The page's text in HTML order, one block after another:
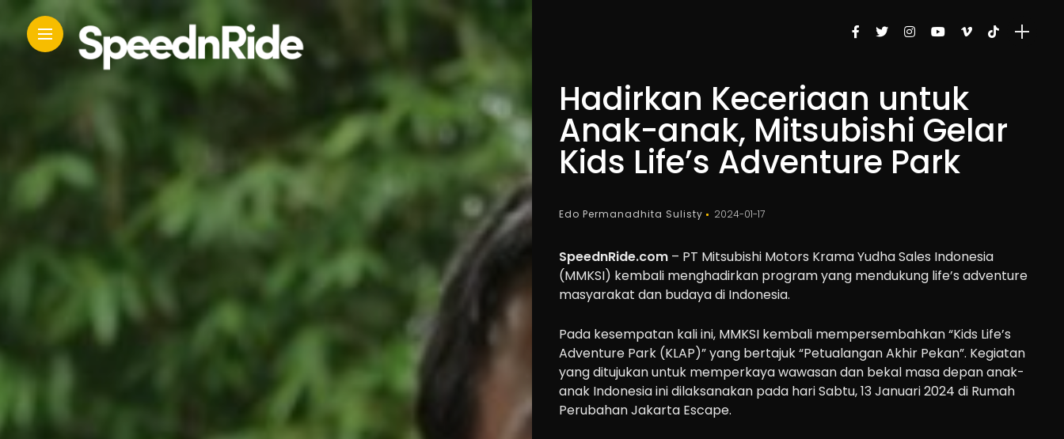
Hadirkan Keceriaan untuk
Anak-anak, Mitsubishi Gelar
Kids Life’s Adventure Park
Edo Permanadhita Sulisty 2024-01-17
SpeednRide.com– PT Mitsubishi Motors Krama Yudha Sales Indonesia
(MMKSI) kembali menghadirkan program yang mendukung life’s adventure
masyarakat dan budaya di Indonesia.
Pada kesempatan kali ini, MMKSI kembali mempersembahkan “Kids Life’s
Adventure Park (KLAP)” yang bertajuk “Petualangan Akhir Pekan”. Kegiatan
yang ditujukan untuk memperkaya wawasan dan bekal masa depan anak-
anak Indonesia ini dilaksanakan pada hari Sabtu, 13 Januari 2024 di Rumah
Perubahan Jakarta Escape.